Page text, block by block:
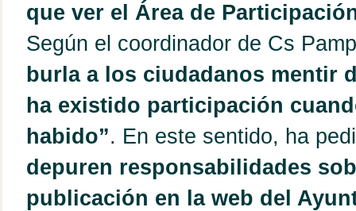
que ver el Área de
Según el coordinador de Cs
burla a los ciudadanos mentir
ha existido participación
habido”. En este sentido, ha
depuren responsabilidades
publicación en la web del